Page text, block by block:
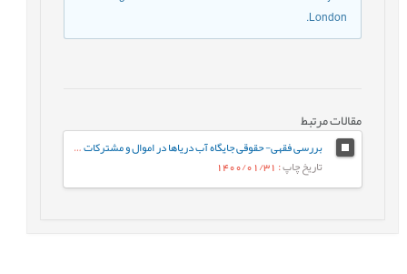
London.
مقالات مرتبط
بررسی فقهی- حقوقی جایگاه آب دریاها در اموال و مشترکات عمومی
تاریخ چاپ: 1400/01/31